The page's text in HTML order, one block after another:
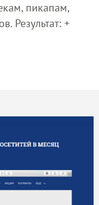
пикапам,
Результат: +